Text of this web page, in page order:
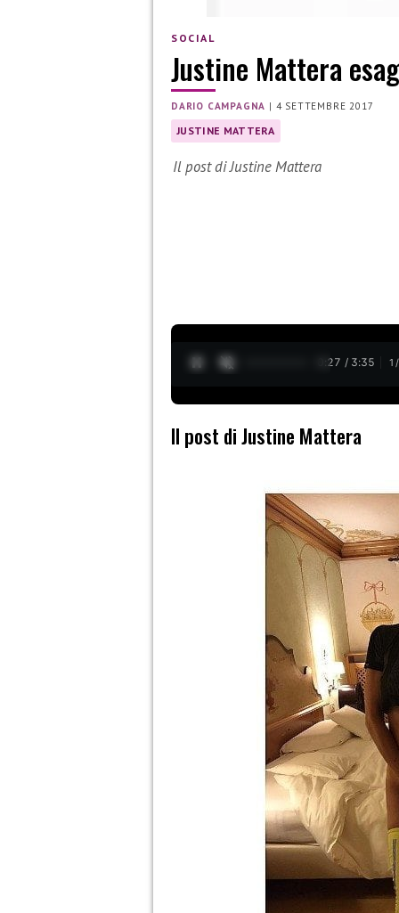
SOCIAL
Justine Mattera
DARIO CAMPAGNA | 4 SETTEMBRE 2017
JUSTINE MATTERA
Il post di Justine Mattera
0:28 / 3:35 1 /
Il post di Justine Mattera